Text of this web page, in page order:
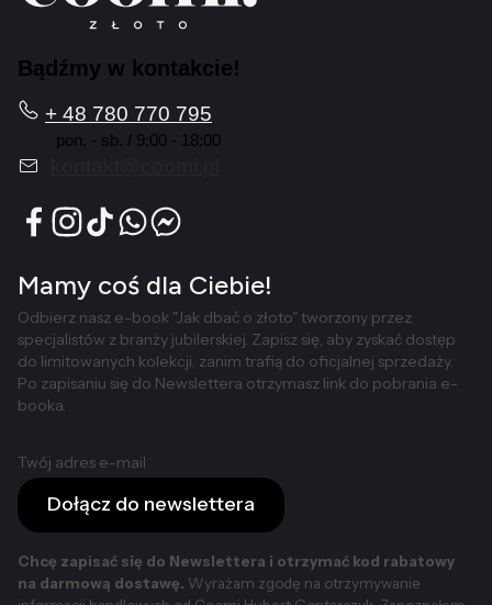
Bądźmy w kontakcie!
+ 48 780 770 795
pon. - sb. / 9:00 - 18:00
Mamy coś dla Ciebie!
Odbierz nasz e-book "Jak dbać o złoto" tworzony przez
specjalistów z branży jubilerskiej. Zapisz się, aby zyskać dostęp
do limitowanych kolekcji, zanim trafią do oficjalnej sprzedaży.
Po zapisaniu się do Newslettera otrzymasz link do pobrania e-
booka.
Twój adres e-mail
Dołącz do newslettera
Chcę zapisać się do Newslettera i otrzymać kod rabatowy
na darmową dostawę. Wyrażam zgodę na otrzymywanie